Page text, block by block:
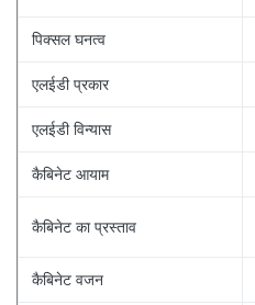
पिक्सल घनत्व
एलईडी प्रकार
एलईडी विन्यास
कैबिनेट आयाम
कैबिनेट का प्रस्ताव
कैबिनेट वजन